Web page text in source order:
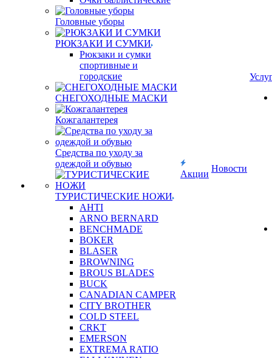
Головные уборы
РЮКЗАКИ И СУМКИ
Рюкзаки и сумки
спортивные и
городские
СНЕГОХОДНЫЕ МАСКИ
Кожгалантерея
Средства по уходу за
одеждой и обувью
ТУРИСТИЧЕСКИЕ НОЖИ
AHTI
ARNO BERNARD
BENCHMADE
BOKER
BLASER
BROWNING
BROUS BLADES
BUCK
CANADIAN CAMPER
CITY BROTHER
COLD STEEL
CRKT
EMERSON
EXTREMA RATIO
Акции
Новости